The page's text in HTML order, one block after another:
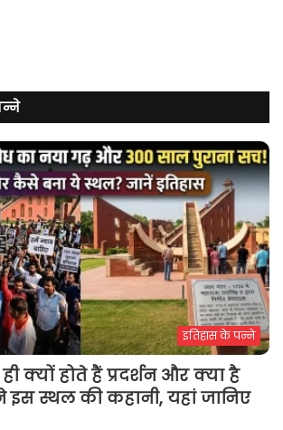
इतिहास के पन्ने
क्यों होते हैं प्रदर्शन और क्या है
इस स्थल की कहानी, यहां जानिए